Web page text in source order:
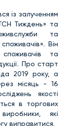
із залученням
Тиждень» та
та
Він
та
Про старт
2019 року, а
місяць - 16
якості
в торгових
які
виправитися.